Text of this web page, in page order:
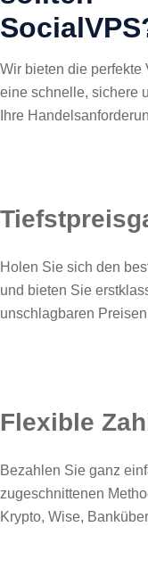
SocialVPS
Wir bieten die perfekte
eine schnelle, sichere
Ihre
Holen Sie sich den
und bieten Sie
unschlagbaren
Flexible
Bezahlen Sie ganz
zugeschnittenen
Krypto, Wise,